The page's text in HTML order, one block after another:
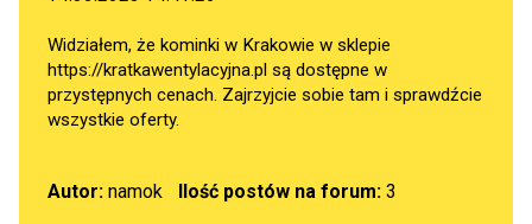
Widziałem, że kominki w Krakowie w sklepie
https://kratkawentylacyjna.pl są dostępne w
przystępnych cenach. Zajrzyjcie sobie tam i sprawdźcie
wszystkie oferty.
Autor: namok Ilość postów na forum:3